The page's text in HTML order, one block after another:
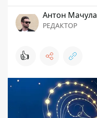
Антон Мачула
РЕДАКТОР
👍